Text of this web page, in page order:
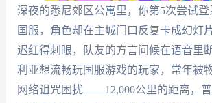
深夜的悉尼郊区公寓里，你第5次尝试登
国服，角色却在主城门口反复卡成幻灯
迟红得刺眼，队友的方言问候在语音里
利亚想流畅玩国服游戏的玩家，常年被
网络诅咒困扰——12,000公里的距离，